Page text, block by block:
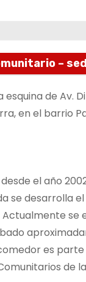
–
esquina de Av.
en el barrio
desde el año
se desarrolla
se
es
de la